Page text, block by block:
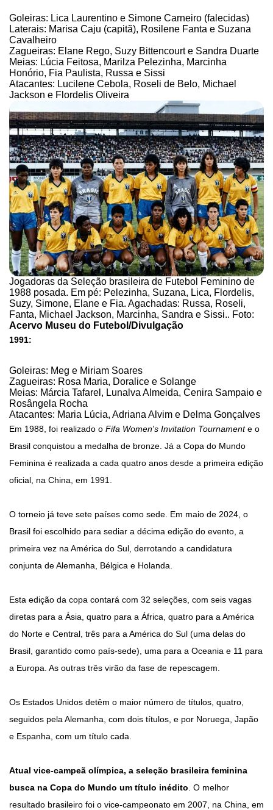
Goleiras: Lica Laurentino e Simone Carneiro (falecidas)
Laterais: Marisa Caju (capitã), Rosilene Fanta e Suzana
Cavalheiro
Zagueiras: Elane Rego, Suzy Bittencourt e Sandra Duarte
Meias: Lúcia Feitosa, Marilza Pelezinha, Marcinha
Honório, Fia Paulista, Russa e Sissi
Atacantes: Lucilene Cebola, Roseli de Belo, Michael
Jackson e Flordelis Oliveira
Jogadoras da Seleção brasileira de Futebol Feminino de
1988 posada. Em pé: Pelezinha, Suzana, Lica, Flordelis,
Suzy, Simone, Elane e Fia. Agachadas: Russa, Roseli,
Fanta, Michael Jackson, Marcinha, Sandra e Sissi.. Foto:
Acervo Museu do Futebol/Divulgação
1991:
Goleiras: Meg e Miriam Soares
Zagueiras: Rosa Maria, Doralice e Solange
Meias: Márcia Tafarel, Lunalva Almeida, Cenira Sampaio e
Rosângela Rocha
Atacantes: Maria Lúcia, Adriana Alvim e Delma Gonçalves
Em 1988, foi realizado o Fifa Women's Invitation Tournamente o
Brasil conquistou a medalha de bronze. Já a Copa do Mundo
Feminina é realizada a cada quatro anos desde a primeira edição
oficial, na China, em 1991.
O torneio já teve sete países como sede. Em maio de 2024, o
Brasil foi escolhido para sediar a décima edição do evento, a
primeira vez na América do Sul, derrotando a candidatura
conjunta de Alemanha, Bélgica e Holanda.
Esta edição da copa contará com 32 seleções, com seis vagas
diretas para a Ásia, quatro para a África, quatro para a América
do Norte e Central, três para a América do Sul (uma delas do
Brasil, garantido como país-sede), uma para a Oceania e 11 para
a Europa. As outras três virão da fase de repescagem.
Os Estados Unidos detêm o maior número de títulos, quatro,
seguidos pela Alemanha, com dois títulos, e por Noruega, Japão
e Espanha, com um título cada.
Atual vice-campeã olímpica, a seleção brasileira feminina
busca na Copa do Mundo um título inédito . O melhor
resultado brasileiro foi o vice-campeonato em 2007, na China, em